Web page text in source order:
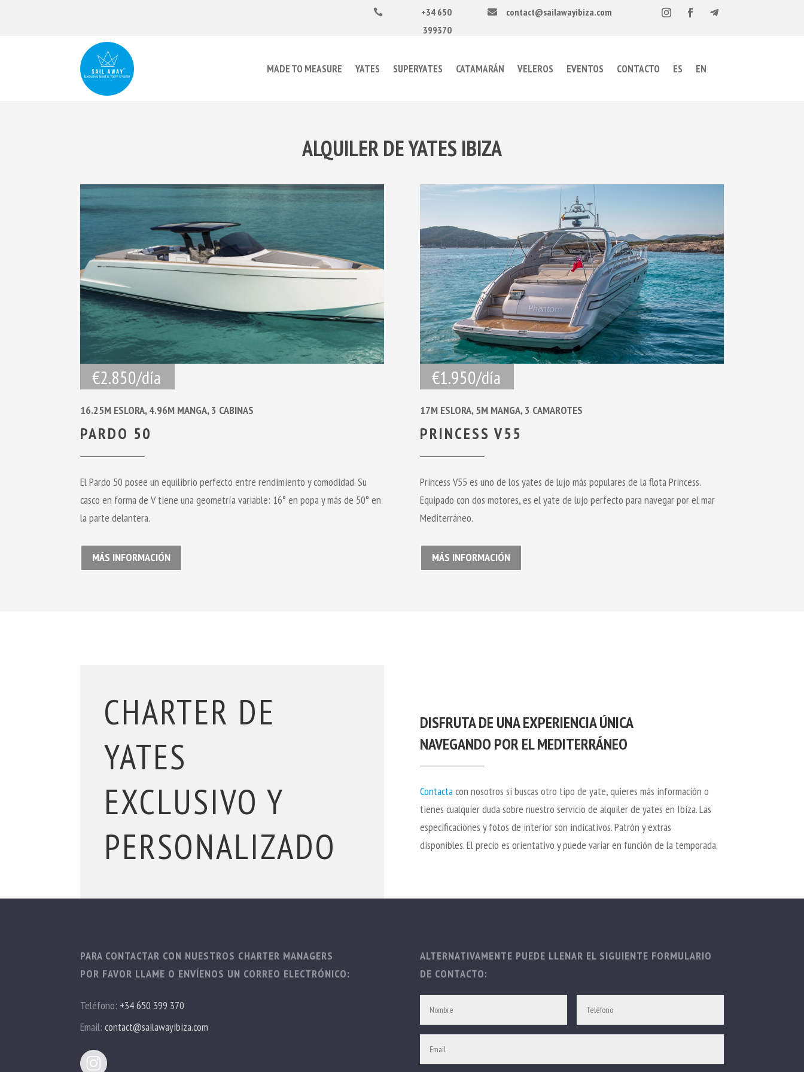

+34 650
399370
 contact@sailawayibiza.com
MADE TO MEASURE YATES SUPERYATES CATAMARÁN VELEROS EVENTOS CONTACTO ES EN
ALQUILER DE YATES IBIZA
€2.850/día
16.25M ESLORA, 4.96M MANGA, 3 CABINAS
PARDO 50
El Pardo 50 posee un equilibrio perfecto entre rendimiento y comodidad. Su
casco en forma de V tiene una geometría variable: 16° en popa y más de 50° en
la parte delantera.
MÁS INFORMACIÓN
€1.950/día
17M ESLORA, 5M MANGA, 3 CAMAROTES
PRINCESS V55
Princess V55 es uno de los yates de lujo más populares de la flota Princess.
Equipado con dos motores, es el yate de lujo perfecto para navegar por el mar
Mediterráneo.
MÁS INFORMACIÓN
CHARTER DE
YATES
EXCLUSIVO Y
PERSONALIZADO
DISFRUTA DE UNA EXPERIENCIA ÚNICA
NAVEGANDO POR EL MEDITERRÁNEO
Contactacon nosotros si buscas otro tipo de yate, quieres más información o
tienes cualquier duda sobre nuestro servicio de alquiler de yates en Ibiza. Las
especificaciones y fotos de interior son indicativos. Patrón y extras
disponibles. El precio es orientativo y puede variar en función de la temporada.
PARA CONTACTAR CON NUESTROS CHARTER MANAGERS
POR FAVOR LLAME O ENVÍENOS UN CORREO ELECTRÓNICO:
Teléfono: +34 650 399 370
Email:contact@sailawayibiza.com
ALTERNATIVAMENTE PUEDE LLENAR EL SIGUIENTE FORMULARIO
DE CONTACTO: